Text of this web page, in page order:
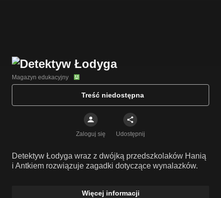
Magazyn edukacyjny
Treść niedostępna
Zaloguj się Udostępnij
Detektyw Łodyga wraz z dwójką przedszkolaków Hanią
i Antkiem rozwiązuje zagadki dotyczące wynalazków.
Więcej informacji